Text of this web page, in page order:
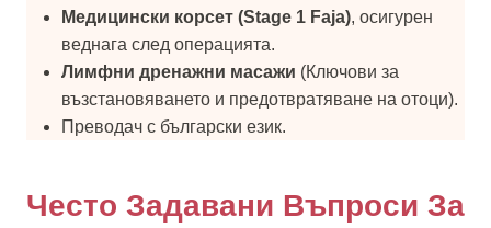
Медицински корсет (Stage 1 Faja), осигурен
веднага след операцията.
Лимфни дренажни масажи (Ключови за
възстановяването и предотвратяване на отоци).
Преводач с български език.
Често Задавани Въпроси За